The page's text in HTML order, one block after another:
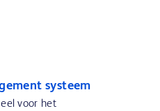
systeem
voor het